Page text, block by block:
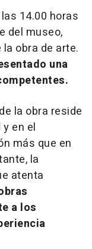
14.00 horas
del museo,
obra de arte.
una
la obra reside
en el
más que en
la
atenta
a los